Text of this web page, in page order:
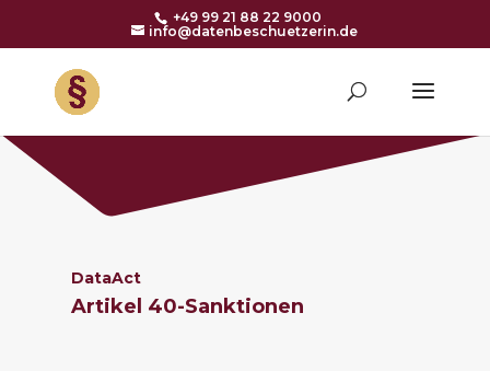
+49 99 21 88 22 9000
info@datenbeschuetzerin.de
DataAct
Artikel 40-Sanktionen